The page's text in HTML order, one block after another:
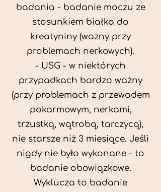
badania - badanie moczu ze
stosunkiem białka do
kreatyniny (wazny przy
problemach nerkowych).
- USG - w niektórych
przypadkach bardzo ważny
(przy problemach z przewodem
pokarmowym, nerkami,
trzustką, wątrobą, tarczycą),
nie starsze niż 3 miesiące. Jeśli
nigdy nie było wykonane - to
badanie obowiązkowe.
Wyklucza to badanie